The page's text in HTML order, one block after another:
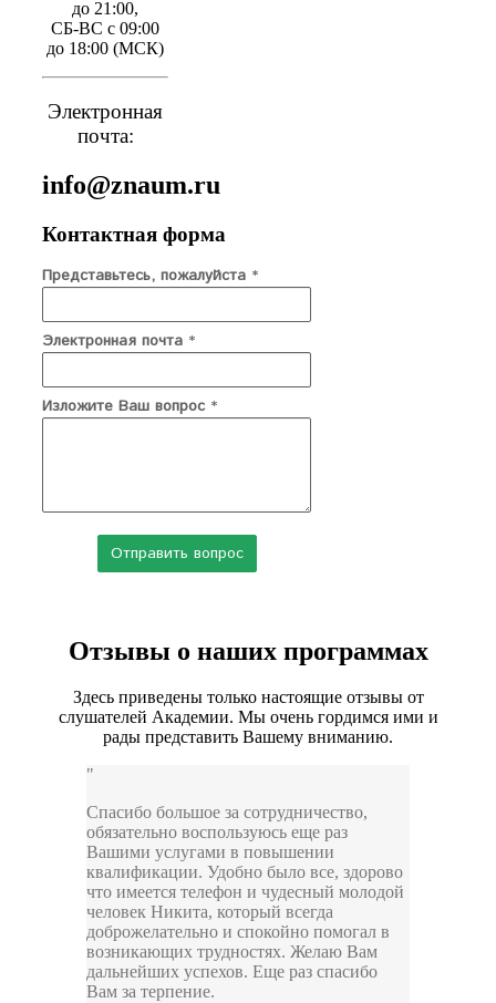
до 21:00,
СБ-ВС с 09:00
до 18:00 (МСК)
Электронная
почта:
info@znaum.ru
Контактная форма
Представьтесь, пожалуйста *
Электронная почта *
Изложите Ваш вопрос *
Отзывы о наших программах
Здесь приведены только настоящие отзывы от
слушателей Академии. Мы очень гордимся ими и
рады представить Вашему вниманию.
Спасибо большое за сотрудничество,
обязательно воспользуюсь еще раз
Вашими услугами в повышении
квалификации. Удобно было все, здорово
что имеется телефон и чудесный молодой
человек Никита, который всегда
доброжелательно и спокойно помогал в
возникающих трудностях. Желаю Вам
дальнейших успехов. Еще раз спасибо
Вам за терпение.